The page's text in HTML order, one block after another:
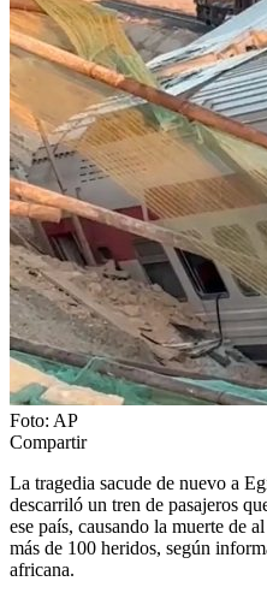
Foto: AP
Compartir
La tragedia sacude de nuevo a
descarriló un tren de pasajeros
ese país, causando la muerte de
más de 100 heridos, según
africana.